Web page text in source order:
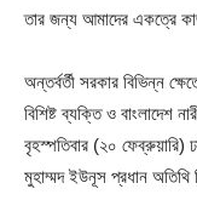
তার জন্য আমাদের একত্রে
অন্তর্বর্তী সরকার বিভিন্ন
বিশিষ্ট ব্যক্তি ও বাংলাদেশ
বৃহস্পতিবার (২০ ফেব্রুয়ারি)
মুহাম্মদ ইউনূস প্রধান